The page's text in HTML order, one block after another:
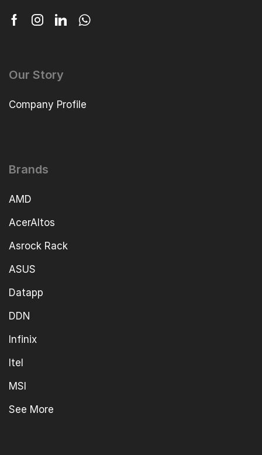
Our Story
Company Profile
Brands
AMD
AcerAltos
Asrock Rack
ASUS
Datapp
DDN
Infinix
Itel
MSI
See More